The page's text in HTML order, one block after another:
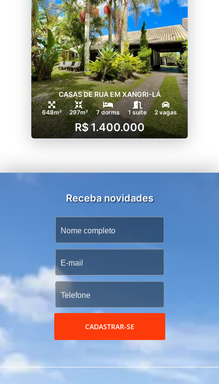
CASAS DE RUA EM XANGRI-LÁ
648m² 297m² 7 dorms 1 suíte 2 vagas
R$ 1.400.000
Receba novidades
CADASTRAR-SE